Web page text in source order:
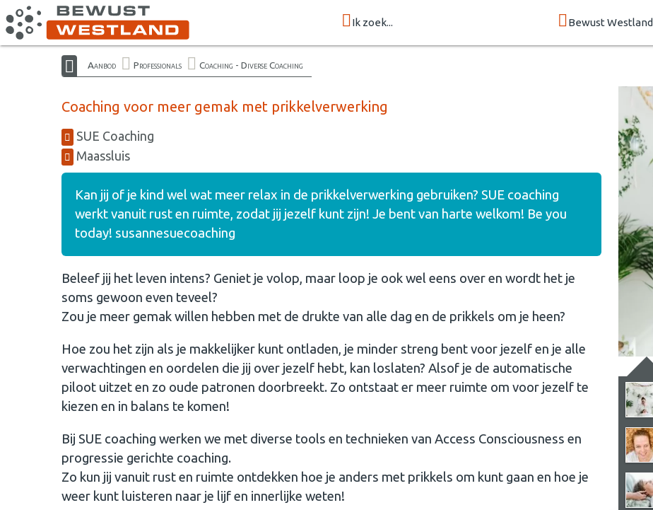
Ik zoek... Bewust Westland
Aanbod Professionals Coaching - Diverse Coaching
Coaching voor meer gemak met prikkelverwerking
SUE Coaching
Maassluis
Kan jij of je kind wel wat meer relax in de prikkelverwerking gebruiken? SUE coaching
werkt vanuit rust en ruimte, zodat jij jezelf kunt zijn! Je bent van harte welkom! Be you
today! susannesuecoaching
Beleef jij het leven intens? Geniet je volop, maar loop je ook wel eens over en wordt het je
soms gewoon even teveel?
Zou je meer gemak willen hebben met de drukte van alle dag en de prikkels om je heen?
Hoe zou het zijn als je makkelijker kunt ontladen, je minder streng bent voor jezelf en je alle
verwachtingen en oordelen die jij over jezelf hebt, kan loslaten? Alsof je de automatische
piloot uitzet en zo oude patronen doorbreekt. Zo ontstaat er meer ruimte om voor jezelf te
kiezen en in balans te komen!
Bij SUE coaching werken we met diverse tools en technieken van Access Consciousness en
progressie gerichte coaching.
Zo kun jij vanuit rust en ruimte ontdekken hoe je anders met prikkels om kunt gaan en hoe je
weer kunt luisteren naar je lijf en innerlijke weten!